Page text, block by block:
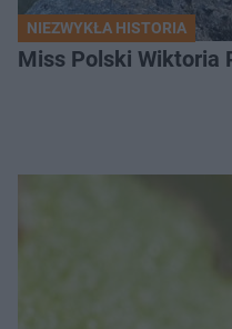
NIEZWYKŁA HISTORIA
Miss Polski Wiktoria